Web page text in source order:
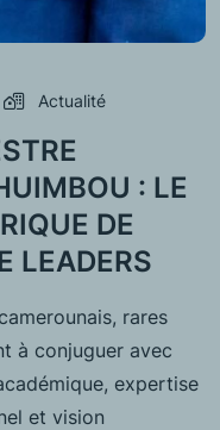
Actualité
: LE
DE
LEADERS
rares
à conjuguer avec
expertise
et vision